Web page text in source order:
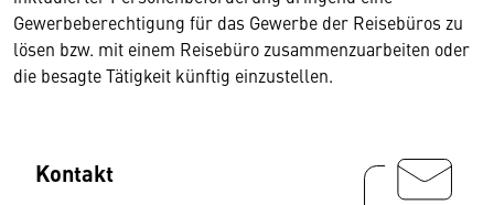
Gewerbeberechtigung für das Gewerbe der Reisebüros zu
lösen bzw. mit einem Reisebüro zusammenzuarbeiten oder
die besagte Tätigkeit künftig einzustellen.
Kontakt